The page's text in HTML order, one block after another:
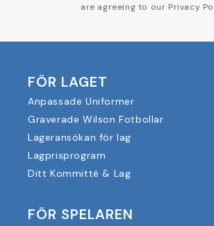
are agreeing to our Privacy
FÖR LAGET
Anpassade Uniformer
Graverade Wilson Fotbollar
Lageransökan för lag
Lagprisprogram
Ditt Kommitté & Lag
FÖR SPELAREN